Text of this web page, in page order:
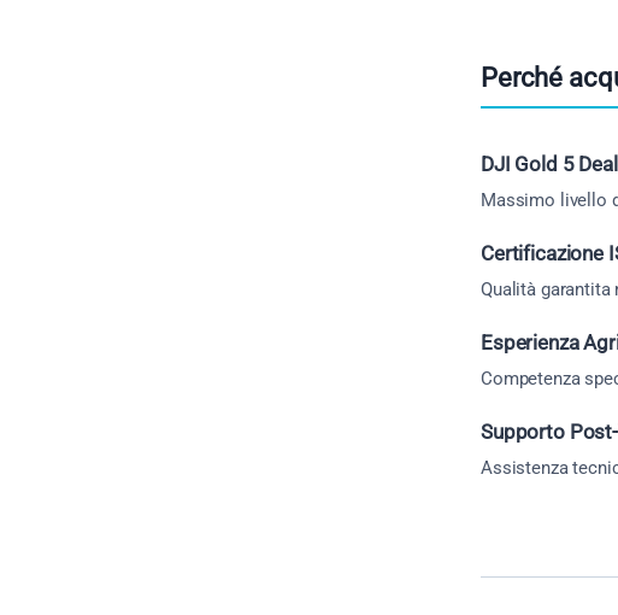
Perché
DJI Gold 5
Massimo livello
Certificazione
Qualità
Esperienza
Competenza
Supporto
Assistenza